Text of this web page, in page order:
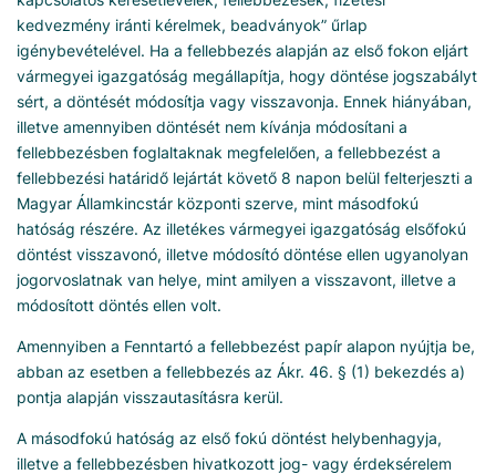
kedvezmény iránti kérelmek, beadványok” űrlap
igénybevételével. Ha a fellebbezés alapján az első fokon eljárt
vármegyei igazgatóság megállapítja, hogy döntése jogszabályt
sért, a döntését módosítja vagy visszavonja. Ennek hiányában,
illetve amennyiben döntését nem kívánja módosítani a
fellebbezésben foglaltaknak megfelelően, a fellebbezést a
fellebbezési határidő lejártát követő 8 napon belül felterjeszti a
Magyar Államkincstár központi szerve, mint másodfokú
hatóság részére. Az illetékes vármegyei igazgatóság elsőfokú
döntést visszavonó, illetve módosító döntése ellen ugyanolyan
jogorvoslatnak van helye, mint amilyen a visszavont, illetve a
módosított döntés ellen volt.
Amennyiben a Fenntartó a fellebbezést papír alapon nyújtja be,
abban az esetben a fellebbezés az Ákr. 46. § (1) bekezdés a)
pontja alapján visszautasításra kerül.
A másodfokú hatóság az első fokú döntést helybenhagyja,
illetve a fellebbezésben hivatkozott jog- vagy érdeksérelem